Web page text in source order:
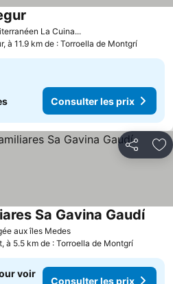
La Cuina...
à 11.9 km de : Torroella de Montgrí
Consulter les prix
Partager
aux îles Medes
Sa Gavina Gaudí
à 5.5 km de : Torroella de Montgrí
voir
Consulter les prix